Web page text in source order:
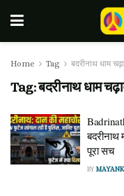
Home Tag बदरीनाथ धाम
Tag:बदरीनाथ धाम
पूरा सच
BY